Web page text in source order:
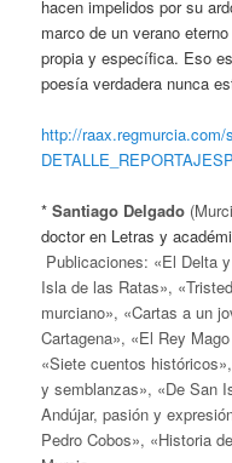
hacen impelidos por su
marco de un verano
propia y específica. Eso
poesía verdadera nunca
http://
*Santiago Delgado
doctor en Letras y
Publicaciones: «El Delta
Isla de las Ratas»,
murciano», «Cartas a un
Cartagena», «El Rey
«Siete cuentos
y semblanzas», «De San
Andújar, pasión y
Pedro Cobos», «Historia